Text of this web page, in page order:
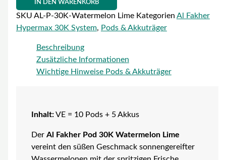
IN DEN WARENKORB
SKU AL-P-30K-Watermelon Lime Kategorien Al Fakher
Hypermax 30K System, Pods & Akkuträger
Beschreibung
Zusätzliche Informationen
Wichtige Hinweise Pods & Akkuträger
Inhalt:VE = 10 Pods + 5 Akkus
Der Al Fakher Pod 30K Watermelon Lime
vereint den süßen Geschmack sonnengereifter